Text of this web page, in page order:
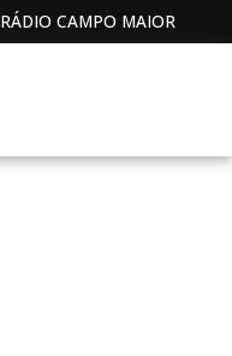
RÁDIO CAMPO MAIOR